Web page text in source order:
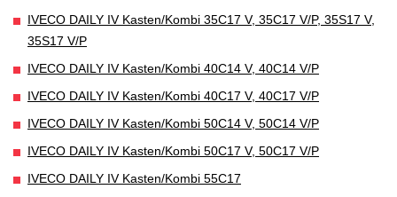
IVECO DAILY IV Kasten/Kombi 35C17 V, 35C17 V/P, 35S17 V,
35S17 V/P
IVECO DAILY IV Kasten/Kombi 40C14 V, 40C14 V/P
IVECO DAILY IV Kasten/Kombi 40C17 V, 40C17 V/P
IVECO DAILY IV Kasten/Kombi 50C14 V, 50C14 V/P
IVECO DAILY IV Kasten/Kombi 50C17 V, 50C17 V/P
IVECO DAILY IV Kasten/Kombi 55C17